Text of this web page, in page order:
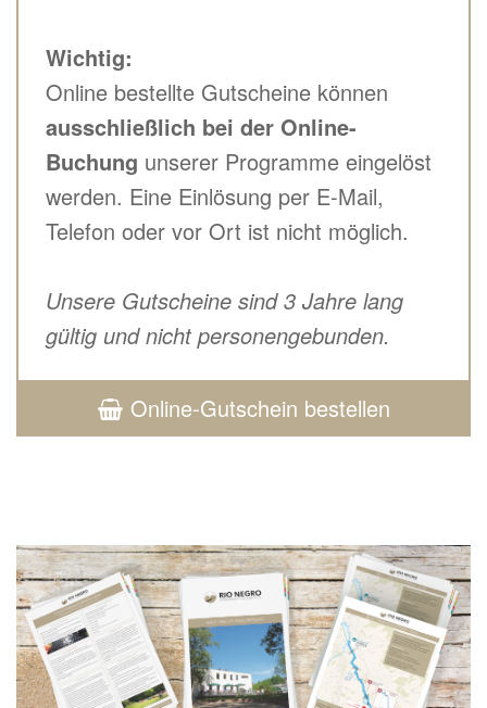
Wichtig:
Online bestellte Gutscheine können
ausschließlich bei der Online-
Buchung unserer Programme eingelöst
werden. Eine Einlösung per E-Mail,
Telefon oder vor Ort ist nicht möglich.
Unsere Gutscheine sind 3 Jahre lang
gültig und nicht personengebunden.
Online-Gutschein bestellen